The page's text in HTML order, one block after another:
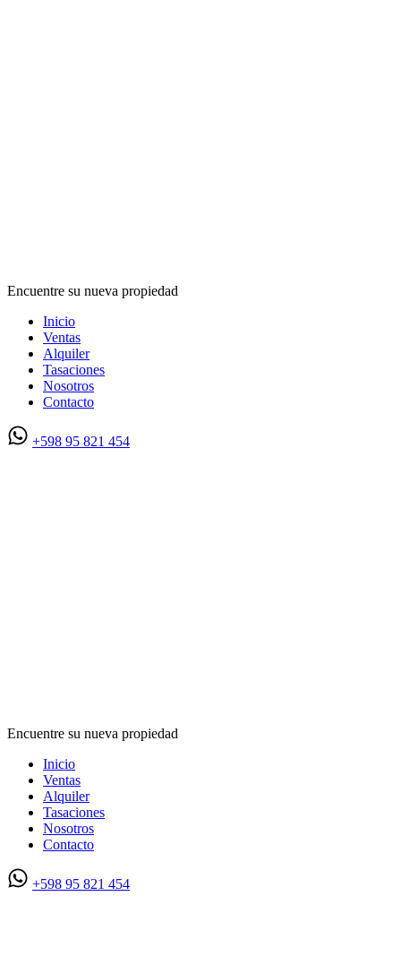
Encuentre su nueva propiedad
Inicio
Ventas
Alquiler
Tasaciones
Nosotros
Contacto
+598 95 821 454
Encuentre su nueva propiedad
Inicio
Ventas
Alquiler
Tasaciones
Nosotros
Contacto
+598 95 821 454